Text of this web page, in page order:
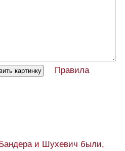
Правила
и Шухевич были,